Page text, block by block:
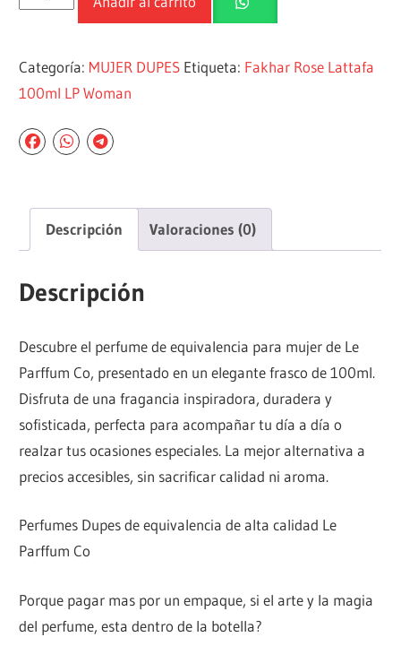
Categoría: MUJER DUPES Etiqueta: Fakhar Rose Lattafa
100ml LP Woman
Descripción Valoraciones (0)
Descripción
Descubre el perfume de equivalencia para mujer de Le
Parffum Co, presentado en un elegante frasco de 100ml.
Disfruta de una fragancia inspiradora, duradera y
sofisticada, perfecta para acompañar tu día a día o
realzar tus ocasiones especiales. La mejor alternativa a
precios accesibles, sin sacrificar calidad ni aroma.
Perfumes Dupes de equivalencia de alta calidad Le
Parffum Co
Porque pagar mas por un empaque, si el arte y la magia
del perfume, esta dentro de la botella?